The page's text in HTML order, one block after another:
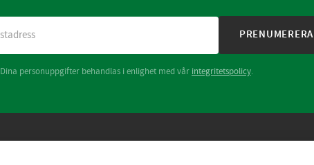
PRENUMERERA
Dina personuppgifter behandlas i enlighet med vår integritetspolicy.